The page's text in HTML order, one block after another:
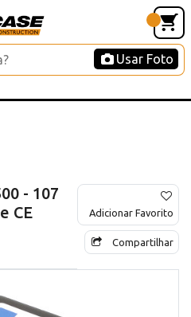
Usar Foto
- 107
CE
Adicionar Favorito
Compartilhar